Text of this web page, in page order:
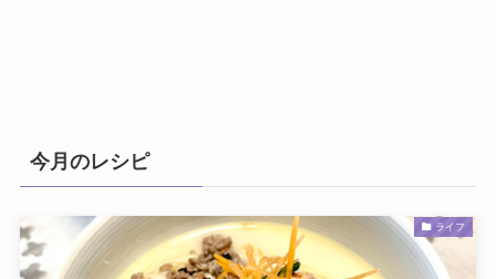
今月のレシピ
ライフ